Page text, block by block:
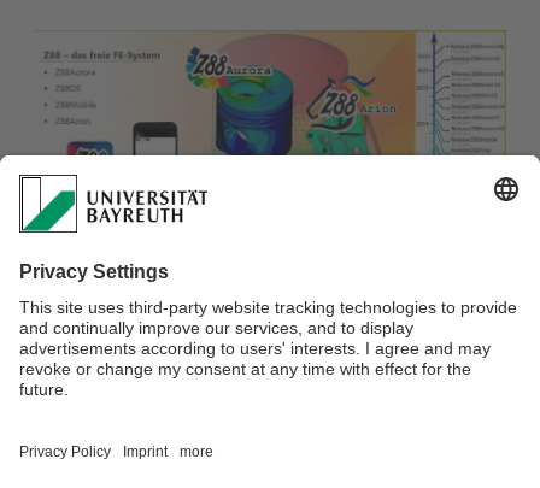
Auf der Website konstruktionspraxis.de wurde ein neuer
Artikel zur Version V6 von Z88 Aurora veröffentlicht. Dieser
Artikel behandelt nicht nur die Simulationsmöglichkeiten der
Anwendung, sondern wirft auch einen Blick auf die neuen
Features und die zukünftige Entwicklung von Z88 Aurora.
Den vollständigen Artikel können Sie unter dem folgenden